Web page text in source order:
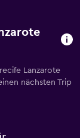
Lanzarote
nächsten Trip